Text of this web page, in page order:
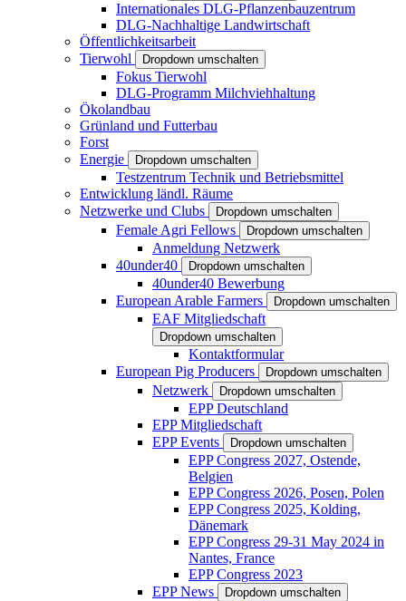
Internationales DLG-Pflanzenbauzentrum
DLG-Nachhaltige Landwirtschaft
Öffentlichkeitsarbeit
Tierwohl
Dropdown umschalten
Fokus Tierwohl
DLG-Programm Milchviehhaltung
Ökolandbau
Grünland und Futterbau
Forst
Energie
Dropdown umschalten
Testzentrum Technik und Betriebsmittel
Entwicklung ländl. Räume
Netzwerke und Clubs
Dropdown umschalten
Female Agri Fellows Dropdown umschalten
Anmeldung Netzwerk
40under40
Dropdown umschalten
40under40 Bewerbung
European Arable Farmers
Dropdown umschalten
EAF Mitgliedschaft
Dropdown umschalten
Kontaktformular
European Pig Producers
Dropdown umschalten
Netzwerk Dropdown umschalten
EPP Deutschland
EPP Mitgliedschaft
EPP Events
Dropdown umschalten
EPP Congress 2027, Ostende,
Belgien
EPP Congress 2026, Posen, Polen
EPP Congress 2025, Kolding,
Dänemark
EPP Congress 29-31 May 2024 in
Nantes, France
EPP Congress 2023
EPP News
Dropdown umschalten